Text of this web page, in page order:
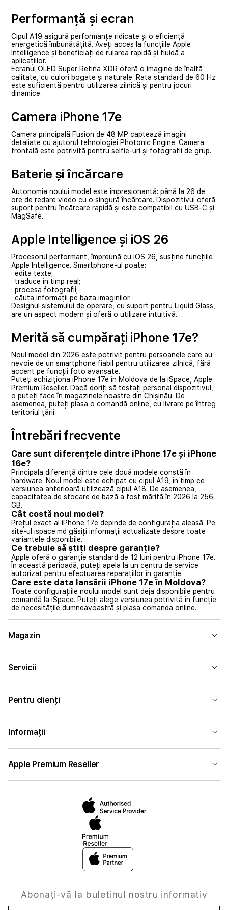
Performanță și ecran
Cipul A19 asigură performanțe ridicate și o eficiență
energetică îmbunătățită. Aveți acces la funcțiile Apple
Intelligence și beneficiați de rularea rapidă și fluidă a
aplicațiilor.
Ecranul OLED Super Retina XDR oferă o imagine de înaltă
calitate, cu culori bogate și naturale. Rata standard de 60 Hz
este suficientă pentru utilizarea zilnică și pentru jocuri
dinamice.
Camera iPhone 17e
Camera principală Fusion de 48 MP captează imagini
detaliate cu ajutorul tehnologiei Photonic Engine. Camera
frontală este potrivită pentru selfie-uri și fotografii de grup.
Baterie și încărcare
Autonomia noului model este impresionantă: până la 26 de
ore de redare video cu o singură încărcare. Dispozitivul oferă
suport pentru încărcare rapidă și este compatibil cu USB-C și
MagSafe.
Apple Intelligence și iOS 26
Procesorul performant, împreună cu iOS 26, susține funcțiile
Apple Intelligence. Smartphone-ul poate:
· edita texte;
· traduce în timp real;
· procesa fotografii;
· căuta informații pe baza imaginilor.
Designul sistemului de operare, cu suport pentru Liquid Glass,
are un aspect modern și oferă o utilizare intuitivă.
Merită să cumpărați iPhone 17e?
Noul model din 2026 este potrivit pentru persoanele care au
nevoie de un smartphone fiabil pentru utilizarea zilnică, fără
accent pe funcții foto avansate.
Puteți achiziționa iPhone 17e în Moldova de la iSpace, Apple
Premium Reseller. Dacă doriți să testați personal dispozitivul,
o puteți face în magazinele noastre din Chișinău. De
asemenea, puteți plasa o comandă online, cu livrare pe întreg
teritoriul țării.
Întrebări frecvente
Care sunt diferențele dintre iPhone 17e și iPhone
16e?
Principala diferență dintre cele două modele constă în
hardware. Noul model este echipat cu cipul A19, în timp ce
versiunea anterioară utilizează cipul A18. De asemenea,
capacitatea de stocare de bază a fost mărită în 2026 la 256
GB.
Cât costă noul model?
Prețul exact al iPhone 17e depinde de configurația aleasă. Pe
site-ul ispace.md găsiți informații actualizate despre toate
variantele disponibile.
Ce trebuie să știți despre garanție?
Apple oferă o garanție standard de 12 luni pentru iPhone 17e.
În această perioadă, puteți apela la un centru de service
autorizat pentru efectuarea reparațiilor în garanție.
Care este data lansării iPhone 17e în Moldova?
Toate configurațiile noului model sunt deja disponibile pentru
comandă la iSpace. Puteți alege versiunea potrivită în funcție
de necesitățile dumneavoastră și plasa comanda online.
Magazin
Servicii
Pentru clienți
Informații
Apple Premium Reseller
Abonați-vă la buletinul nostru informativ